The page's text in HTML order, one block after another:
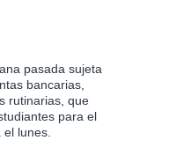
pasada sujeta
bancarias,
rutinarias, que
para el
lunes.